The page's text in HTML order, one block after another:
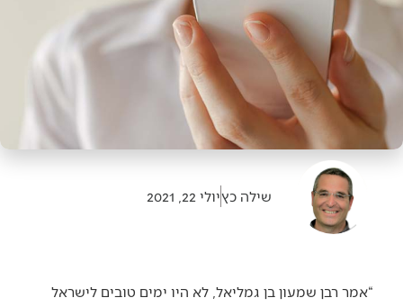
שילה כץיולי 22, 2021
“אמר רבן שמעון בן גמליאל, לא היו ימים טובים לישראל